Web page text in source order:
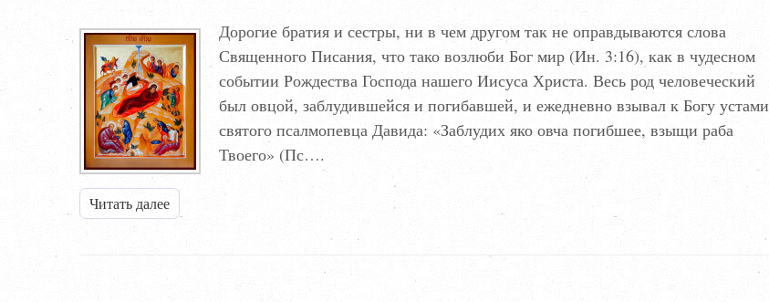
Дорогие братия и сестры, ни в чем другом так не оправдываются слова
Священного Писания, что тако возлюби Бог мир (Ин. 3:16), как в чудесном
событии Рождества Господа нашего Иисуса Христа. Весь род человеческий
был овцой, заблудившейся и погибавшей, и ежедневно взывал к Богу устами
святого псалмопевца Давида: «Заблудих яко овча погибшее, взыщи раба
Твоего» (Пс….
Читать далее